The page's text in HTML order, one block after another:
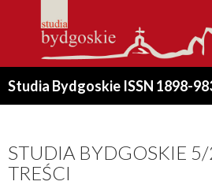
Studia Bydgoskie ISSN 1898-
STUDIA BYDGOSKIE
TREŚCI